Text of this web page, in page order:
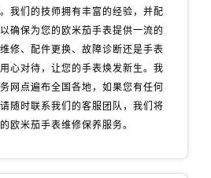
新疆维吾尔自治区乌苏市乌鲁木齐北路售后服务中心（需提前预约）
我们的技师拥有丰富的经验，并配
确保为您的欧米茄手表提供一流的
修、配件更换、故障诊断还是手表
心对待，让您的手表焕发新生。我
网点遍布全国各地，如果您有任何
随时联系我们的客服团队，我们将
欧米茄手表维修保养服务。